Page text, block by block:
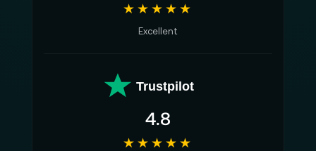
★★★★★
Excellent
Trustpilot
4.8
★★★★★